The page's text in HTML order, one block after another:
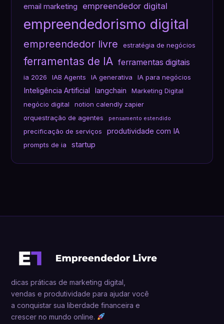
email marketing empreendedor digital
empreendedorismo digital
empreendedor livre estratégia de negócios
ferramentas de IA ferramentas digitais
ia 2026 IAB Agents IA generativa IA para negócios
Inteligência Artificial langchain
Marketing Digital
negócio digital
notion calendly zapier
orquestração de agentes
pensamento estendido
precificação de serviços produtividade com IA
prompts de ia startup
dicas práticas de marketing digital,
vendas e produtividade para ajudar você
a conquistar sua liberdade financeira e
crescer no mundo online.